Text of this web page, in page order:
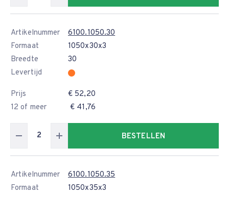
Artikelnummer
6100.1050.30
Formaat
1050x30x3
Breedte
30
Levertijd
Prijs
€ 52,20
12 of meer
€ 41,76
BESTELLEN
Artikelnummer
6100.1050.35
Formaat
1050x35x3